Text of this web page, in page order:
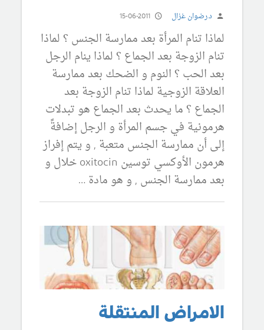
د.رضوان غزال 15-06-2011
لماذا تنام المرأة بعد ممارسة الجنس ؟ لماذا
تنام الزوجة بعد الجماع ؟ لماذا ينام الرجل
بعد الحب ؟ النوم و الضحك بعد ممارسة
العلاقة الزوجية لماذا تنام الزوجة بعد
الجماع ؟ ما يحدث بعد الجماع هو تبدلات
هرمونية في جسم المرأة و الرجل إضافةً
إلى أن ممارسة الجنس متعبة , و يتم إفراز
هرمون الأوكسي توسين oxitocin خلال و
بعد ممارسة الجنس , و هو مادة …
الامراض المنتقلة